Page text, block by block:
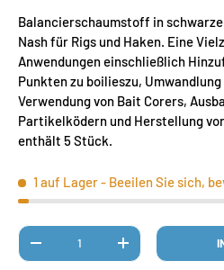
Balancierschaumstoff in
Nash für Rigs und Haken. Eine
Anwendungen einschließlich
Punkten zu boilieszu,
Verwendung von Bait Corers,
Partikelködern und Herstellung
enthält 5 Stück.
1 auf Lager- Beeilen Sie sich,
Anzahl
MENGE VERRINGERNMENGE ERHÖHEN